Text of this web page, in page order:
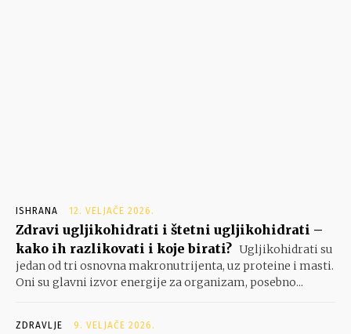
ISHRANA 12. VELJAČE 2026.
Zdravi ugljikohidrati i štetni ugljikohidrati –
kako ih razlikovati i koje birati? Ugljikohidrati su
jedan od tri osnovna makronutrijenta, uz proteine i masti.
Oni su glavni izvor energije za organizam, posebno...
ZDRAVLJE 9. VELJAČE 2026.